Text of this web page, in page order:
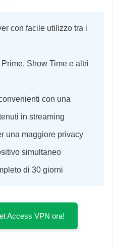
con facile utilizzo tra i
Show Time e altri
con una
in streaming
una maggiore privacy
simultaneo
di 30 giorni
Access VPN ora!